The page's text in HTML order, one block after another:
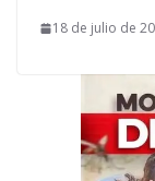
18 de julio de